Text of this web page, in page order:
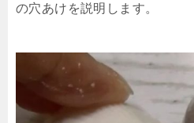
の穴あけを説明します。